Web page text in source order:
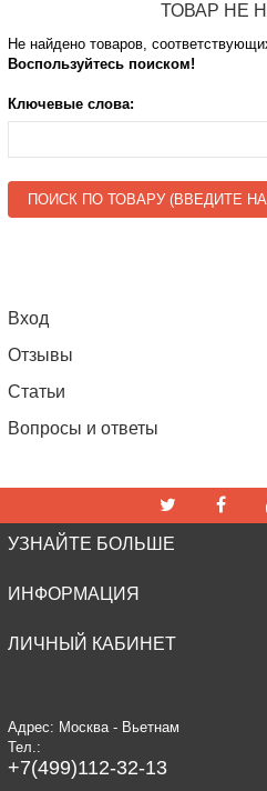
ТОВАР НЕ
Не найдено товаров,
Воспользуйтесь поиском!
Ключевые слова:
ПОИСК ПО ТОВАРУ (ВВЕДИТЕ
Вход
Отзывы
Статьи
Вопросы и ответы
УЗНАЙТЕ БОЛЬШЕ
ИНФОРМАЦИЯ
ЛИЧНЫЙ КАБИНЕТ
Адрес: Москва - Вьетнам
Тел.:
+7(499)112-32-13